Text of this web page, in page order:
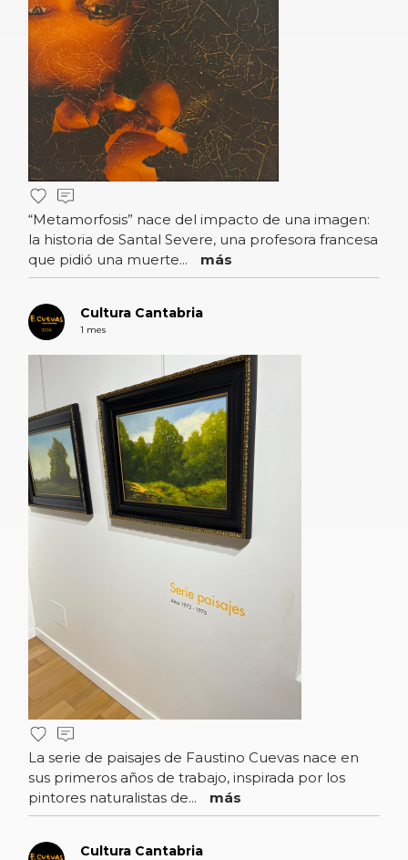
“Metamorfosis” nace del impacto de una imagen:
la historia de Santal Severe, una profesora francesa
que pidió una muerte...
más
Cultura Cantabria
1 mes
La serie de paisajes de Faustino Cuevas nace en
sus primeros años de trabajo, inspirada por los
pintores naturalistas de...
más
Cultura Cantabria